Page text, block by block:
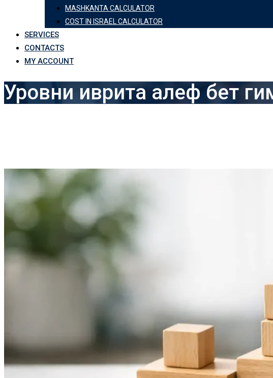
MASHKANTA CALCULATOR
COST IN ISRAEL CALCULATOR
SERVICES
CONTACTS
MY ACCOUNT
Уровни иврита алеф бет